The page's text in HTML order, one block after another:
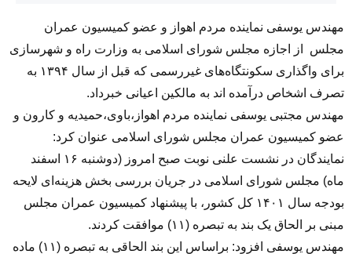
مهندس یوسفی نماینده مردم اهواز و عضو کمیسیون عمران
مجلس از اجازه مجلس شورای اسلامی به وزارت راه و شهرسازی
برای واگذاری سکونتگاه‌های غیررسمی که قبل از سال ۱۳۹۴ به
تصرف اشخاص درآمده اند به مالکین اعیانی خبرداد.
مهندس مجتبی یوسفی نماینده مردم اهواز،باوی،حمیدیه و کارون و
عضو کمیسیون عمران مجلس شورای اسلامی عنوان کرد:
نمایندگان در نشست علنی نوبت صبح امروز (دوشنبه ۱۶ اسفند
ماه) مجلس شورای اسلامی در جریان بررسی بخش هزینه‌ای لایحه
بودجه سال ۱۴۰۱ کل کشور، با پیشنهاد کمیسیون عمران مجلس
مبنی بر الحاق یک بند به تبصره (۱۱) موافقت کردند.
مهندس یوسفی افزود: براساس این بند الحاقی به تبصره (۱۱) ماده